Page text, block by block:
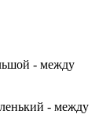
- между
- между